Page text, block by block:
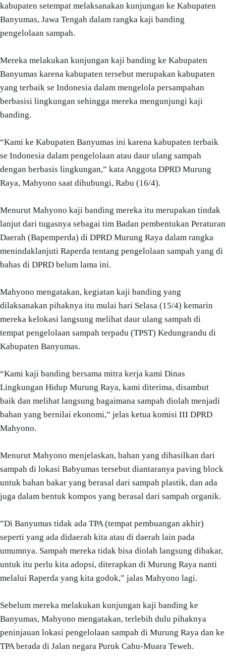
kabupaten setempat melaksanakan kunjungan ke Kabupaten
Banyumas, Jawa Tengah dalam rangka kaji banding
pengelolaan sampah.
Mereka melakukan kunjungan kaji banding ke Kabupaten
Banyumas karena kabupaten tersebut merupakan kabupaten
yang terbaik se Indonesia dalam mengelola persampahan
berbasisi lingkungan sehingga mereka mengunjungi kaji
banding.
“Kami ke Kabupaten Banyumas ini karena kabupaten terbaik
se Indonesia dalam pengelolaan atau daur ulang sampah
dengan berbasis lingkungan,” kata Anggota DPRD Murung
Raya, Mahyono saat dihubungi, Rabu (16/4).
Menurut Mahyono kaji banding mereka itu merupakan tindak
lanjut dari tugasnya sebagai tim Badan pembentukan Peraturan
Daerah (Bapemperda) di DPRD Murung Raya dalam rangka
menindaklanjuti Raperda tentang pengelolaan sampah yang di
bahas di DPRD belum lama ini.
Mahyono mengatakan, kegiatan kaji banding yang
dilaksanakan pihaknya itu mulai hari Selasa (15/4) kemarin
mereka kelokasi langsung melihat daur ulang sampah di
tempat pengelolaan sampah terpadu (TPST) Kedungrandu di
Kabupaten Banyumas.
“Kami kaji banding bersama mitra kerja kami Dinas
Lingkungan Hidup Murung Raya, kami diterima, disambut
baik dan melihat langsung bagaimana sampah diolah menjadi
bahan yang bernilai ekonomi,” jelas ketua komisi III DPRD
Mahyono.
Menurut Mahyono menjelaskan, bahan yang dihasilkan dari
sampah di lokasi Babyumas tersebut diantaranya paving block
untuk bahan bakar yang berasal dari sampah plastik, dan ada
juga dalam bentuk kompos yang berasal dari sampah organik.
”Di Banyumas tidak ada TPA (tempat pembuangan akhir)
seperti yang ada didaerah kita atau di daerah lain pada
umumnya. Sampah mereka tidak bisa diolah langsung dibakar,
untuk itu perlu kita adopsi, diterapkan di Murung Raya nanti
melalui Raperda yang kita godok,” jalas Mahyono lagi.
Sebelum mereka melakukan kunjungan kaji banding ke
Banyumas, Mahyono mengatakan, terlebih dulu pihaknya
peninjauan lokasi pengelolaan sampah di Murung Raya dan ke
TPA berada di Jalan negara Puruk Cahu-Muara Teweh.